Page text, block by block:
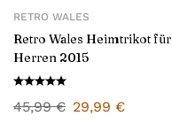
RETRO WALES
Retro Wales Heimtrikot für
Herren 2015
45,99€ 29,99 €